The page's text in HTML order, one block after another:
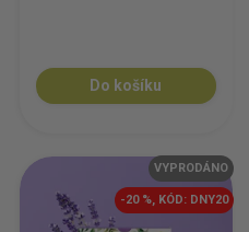
Do košíku
VYPRODÁNO
-20 %, KÓD: DNY20